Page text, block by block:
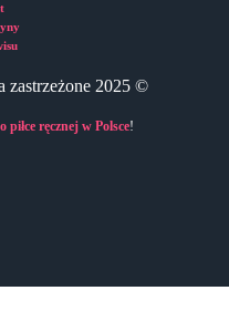
zastrzeżone 2025 ©
piłce ręcznej w Polsce!